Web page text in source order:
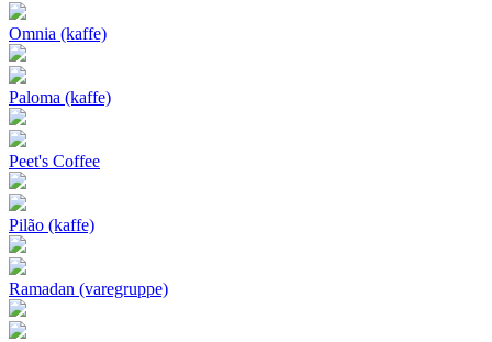
Omnia (kaffe)
Paloma (kaffe)
Peet's Coffee
Pilão (kaffe)
Ramadan (varegruppe)